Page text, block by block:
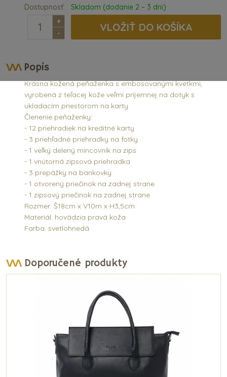
Dostupnosť:
Skladom (dodanie 2 – 3 dni)
+
-
VLOŽIŤ DO KOŠÍKA
Popis
Krásna kožená peňaženka s embosovanými kvetkmi,
vyrobená z teľacej kože veľmi príjemnej na dotyk s
ukladacím priestorom na karty
Členenie peňaženky:
- 12 priehradiek na kreditné karty
- 3 priehľadné priehradky na fotky
- 1 veľký delený mincovník na zips
- 1 vnútorná zipsová priehradka
- 3 prepážky na bankovky
- 1 otvorený priečinok na zadnej strane
- 1 zipsový priečinok na zadnej strane
Rozmer: Š18cm x V10m x H3,5cm
Materiál: hovädzia pravá koža
Farba: svetlohnedá
Doporučené produkty